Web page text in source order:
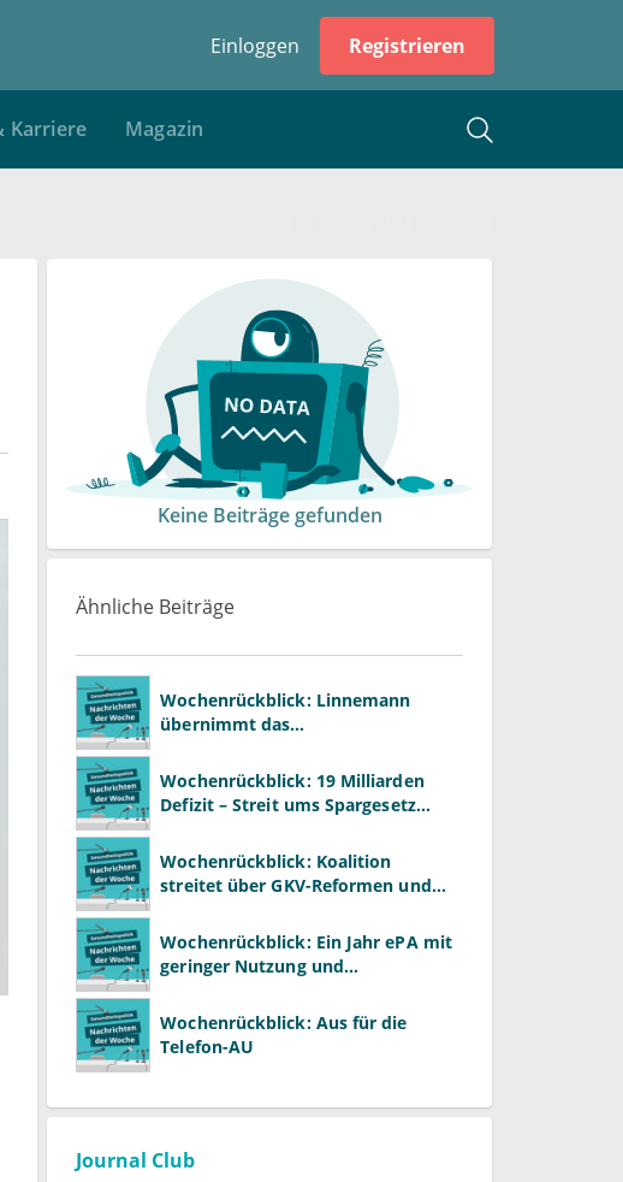
Einloggen Registrieren
Karriere Magazin
Keine Beiträge gefunden
Ähnliche Beiträge
Wochenrückblick: Linnemann
übernimmt das
Warken
Wochenrückblick: 19 Milliarden
Defizit – Streit ums Spargesetz
Wochenrückblick: Koalition
streitet über GKV-Reformen und
Wochenrückblick: Ein Jahr ePA mit
geringer Nutzung und
Wochenrückblick: Aus für die
Telefon-AU
Journal Club